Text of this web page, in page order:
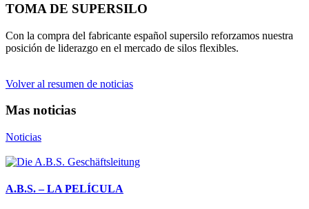
TOMA DE SUPERSILO
Con la compra del fabricante español supersilo reforzamos nuestra
posición de liderazgo en el mercado de silos flexibles.
Volver al resumen de noticias
Mas noticias
Noticias
A.B.S. – LA PELÍCULA